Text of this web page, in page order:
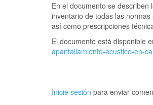
En el documento se
inventario de todas las
así como prescripciones
El documento está disponible
apantallamiento-acustico-en-
Inicie sesión para enviar